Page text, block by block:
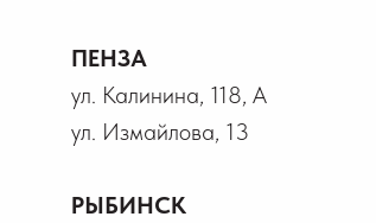
ПЕНЗА
ул. Калинина, 118, А
ул. Измайлова, 13
РЫБИНСК